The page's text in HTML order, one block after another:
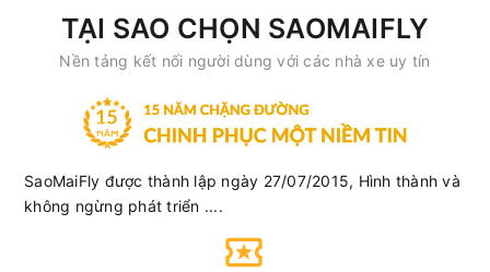
TẠI SAO CHỌN SAOMAIFLY
Nền tảng kết nối người dùng với các nhà xe uy tín
SaoMaiFly được thành lập ngày 27/07/2015, Hình thành và
không ngừng phát triển ....